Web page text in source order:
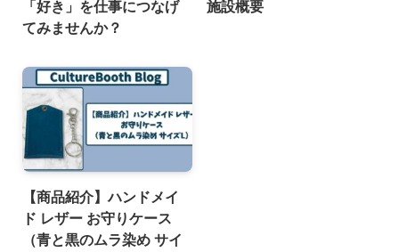
「好き」を仕事につなげ
てみませんか？
施設概要
【商品紹介】ハンドメイ
ド レザー お守りケース
（青と黒のムラ染め サイ